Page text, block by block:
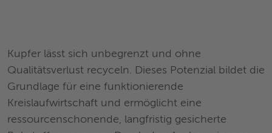
Kupfer lässt sich unbegrenzt und ohne
Qualitätsverlust recyceln. Dieses Potenzial bildet die
Grundlage für eine funktionierende
Kreislaufwirtschaft und ermöglicht eine
ressourcenschonende, langfristig gesicherte